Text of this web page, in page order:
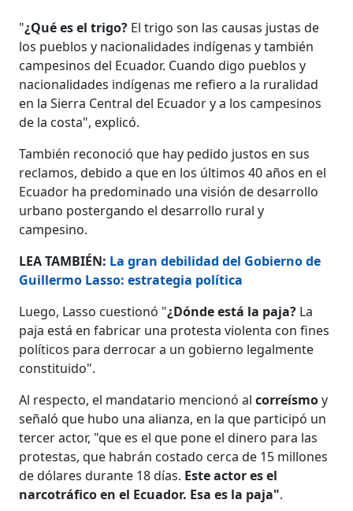
"¿Qué es el trigo? El trigo son las causas justas de
los pueblos y nacionalidades indígenas y también
campesinos del Ecuador. Cuando digo pueblos y
nacionalidades indígenas me refiero a la ruralidad
en la Sierra Central del Ecuador y a los campesinos
de la costa", explicó.
También reconoció que hay pedido justos en sus
reclamos, debido a que en los últimos 40 años en el
Ecuador ha predominado una visión de desarrollo
urbano postergando el desarrollo rural y
campesino.
LEA TAMBIÉN: La gran debilidad del Gobierno de
Guillermo Lasso: estrategia política
Luego, Lasso cuestionó "¿Dónde está la paja? La
paja está en fabricar una protesta violenta con fines
políticos para derrocar a un gobierno legalmente
constituido".
Al respecto, el mandatario mencionó alcorreísmoy
señaló que hubo una alianza, en la que participó un
tercer actor, "que es el que pone el dinero para las
protestas, que habrán costado cerca de 15 millones
de dólares durante 18 días. Este actor es el
narcotráfico en el Ecuador. Esa es la paja".